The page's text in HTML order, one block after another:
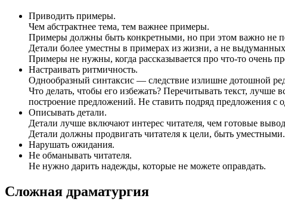
Приводить примеры.
Чем абстрактнее тема, тем важнее примеры.
Примеры должны быть конкретными, но при этом важно не
Детали более уместны в примерах из жизни, а не
Примеры не нужны, когда рассказывается про что-то очень
Настраивать ритмичность.
Однообразный синтаксис — следствие излишне дотошной
Что делать, чтобы его избежать? Перечитывать текст, лучше
построение предложений. Не ставить подряд предложения с
Описывать детали.
Детали лучше включают интерес читателя, чем готовые
Детали должны продвигать читателя к цели, быть уместными.
Нарушать ожидания.
Не обманывать читателя.
Не нужно дарить надежды, которые не можете оправдать.
Сложная драматургия